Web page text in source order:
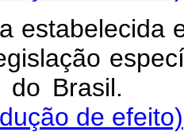
estabelecida
do
de efeito)